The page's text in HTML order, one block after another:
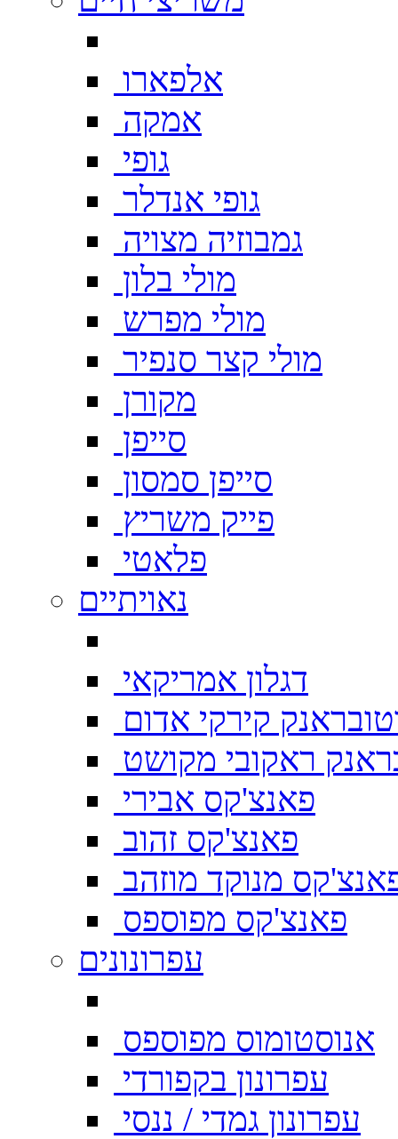
אלפארו
אמקה
גופי
גופי אנדלר
גמבוזיה מצויה
מולי בלון
מולי מפרש
מולי קצר סנפיר
מקורן
סייפן
סייפן סמסון
פייק משריץ
פלאטי
נאויתיים
דגלון אמריקאי
קירקי אדום
ראקובי מקושט
פאנצ'קס אבירי
פאנצ'קס זהוב
מנוקד מוזהב
פאנצ'קס מפוספס
עפרונונים
אנוסטומוס מפוספס
עפרונון בקפורדי
עפרונון גמדי / ננסי